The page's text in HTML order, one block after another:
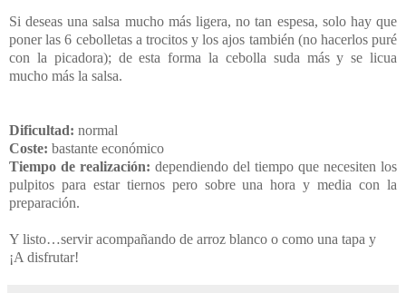
Si deseas una salsa mucho más ligera, no tan espesa, solo hay que
poner las 6 cebolletas a trocitos y los ajos también (no hacerlos puré
con la picadora); de esta forma la cebolla suda más y se licua
mucho más la salsa.
Dificultad: normal
Coste: bastante económico
Tiempo de realización: dependiendo del tiempo que necesiten los
pulpitos para estar tiernos pero sobre una hora y media con la
preparación.
Y listo…servir acompañando de arroz blanco o como una tapa y
¡A disfrutar!